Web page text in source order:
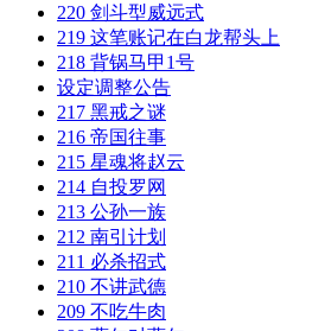
220 剑斗型威远式
219 这笔账记在白龙帮头上
218 背锅马甲1号
设定调整公告
217 黑戒之谜
216 帝国往事
215 星魂将赵云
214 自投罗网
213 公孙一族
212 南引计划
211 必杀招式
210 不讲武德
209 不吃牛肉